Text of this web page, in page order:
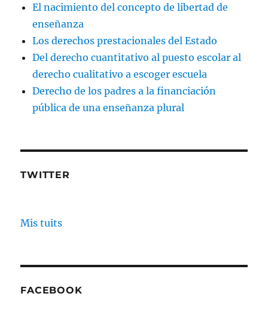
El nacimiento del concepto de libertad de
enseñanza
Los derechos prestacionales del Estado
Del derecho cuantitativo al puesto escolar al
derecho cualitativo a escoger escuela
Derecho de los padres a la financiación
pública de una enseñanza plural
TWITTER
Mis tuits
FACEBOOK